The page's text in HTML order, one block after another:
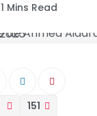
1 Mins Read
151